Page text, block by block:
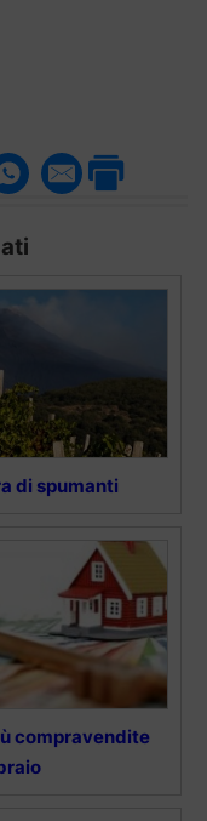
di spumanti
compravendite